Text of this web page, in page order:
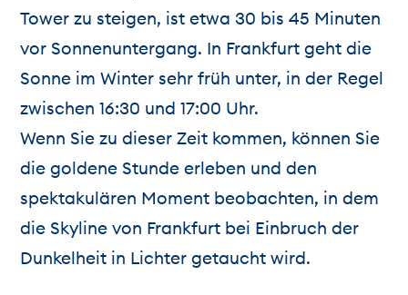
Tower zu steigen, ist etwa 30 bis 45 Minuten
vor Sonnenuntergang. In Frankfurt geht die
Sonne im Winter sehr früh unter, in der Regel
zwischen 16:30 und 17:00 Uhr.
Wenn Sie zu dieser Zeit kommen, können Sie
die goldene Stunde erleben und den
spektakulären Moment beobachten, in dem
die Skyline von Frankfurt bei Einbruch der
Dunkelheit in Lichter getaucht wird.